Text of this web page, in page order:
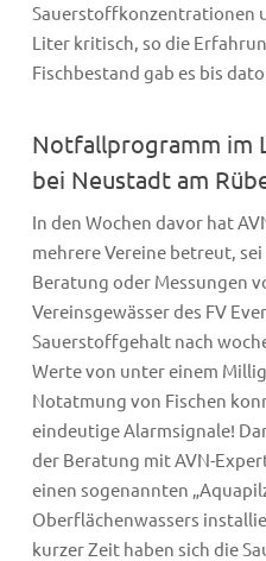
Sauerstoffkonzentrationen
Liter kritisch, so die
Fischbestand gab es bis
Notfallprogramm im
bei Neustadt am
In den Wochen davor hat
mehrere Vereine betreut,
Beratung oder Messungen
Vereinsgewässer des FV
Sauerstoffgehalt nach
Werte von unter einem
Notatmung von Fischen
eindeutige Alarmsignale!
der Beratung mit AVN-
einen sogenannten
Oberflächenwassers
kurzer Zeit haben sich die